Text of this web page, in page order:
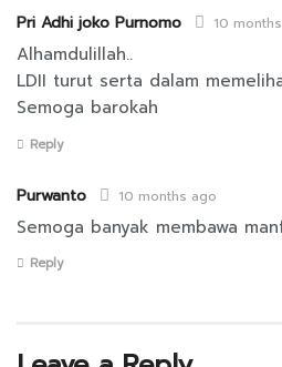
Pri Adhi joko Purnomo 10
Alhamdulillah..
LDII turut serta dalam
Semoga barokah
Reply
Purwanto 10 months ago
Semoga banyak membawa
Reply